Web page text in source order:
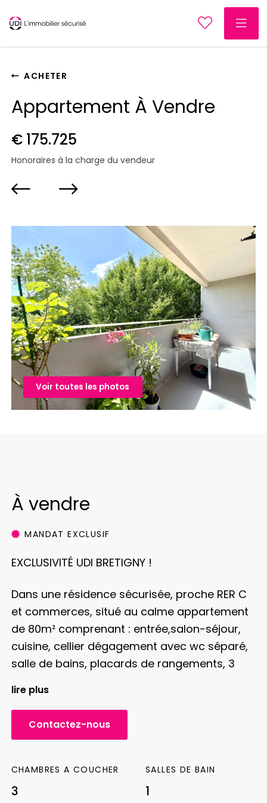
ACHETER
Appartement À Vendre
€ 175.725
Honoraires à la charge du vendeur
Voir toutes les photos
À vendre
MANDAT EXCLUSIF
EXCLUSIVITÉ UDI BRETIGNY !
Dans une résidence sécurisée, proche RER C
et commerces, situé au calme appartement
de 80m² comprenant : entrée,salon-séjour,
cuisine, cellier dégagement avec wc séparé,
salle de bains, placards de rangements, 3
dressing
accompagné d’une cave de 10 m² et d’un box
nombreux atouts : Beaucoup de rangements,
stationnements dans la résidence, résidence
lire plus
Contactez-nous
CHAMBRES A COUCHER
3
SALLES DE BAIN
1